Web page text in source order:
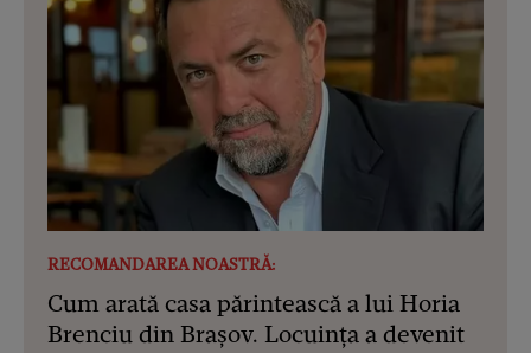
RECOMANDAREA NOASTRĂ:
Cum arată casa părintească a lui Horia
Brenciu din Brașov. Locuința a devenit